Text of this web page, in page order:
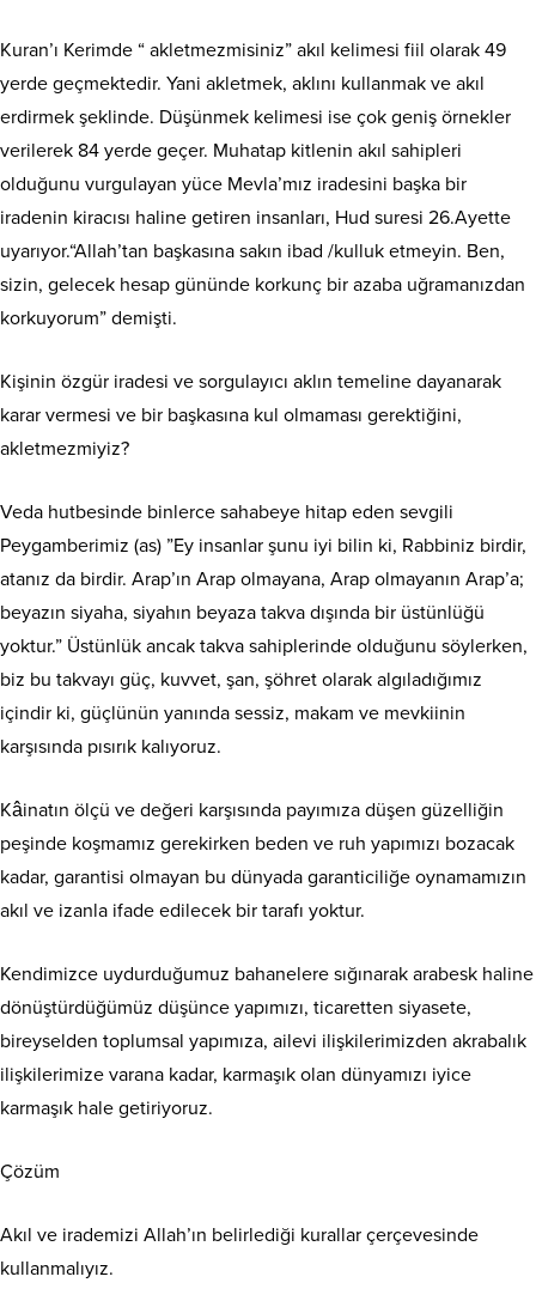
Kuran’ı Kerimde “ akletmezmisiniz” akıl kelimesi fiil olarak 49
yerde geçmektedir. Yani akletmek, aklını kullanmak ve akıl
erdirmek şeklinde. Düşünmek kelimesi ise çok geniş örnekler
verilerek 84 yerde geçer. Muhatap kitlenin akıl sahipleri
olduğunu vurgulayan yüce Mevla’mız iradesini başka bir
iradenin kiracısı haline getiren insanları, Hud suresi 26.Ayette
uyarıyor.“Allah’tan başkasına sakın ibad /kulluk etmeyin. Ben,
sizin, gelecek hesap gününde korkunç bir azaba uğramanızdan
korkuyorum” demişti.
Kişinin özgür iradesi ve sorgulayıcı aklın temeline dayanarak
karar vermesi ve bir başkasına kul olmaması gerektiğini,
akletmezmiyiz?
Veda hutbesinde binlerce sahabeye hitap eden sevgili
Peygamberimiz (as) ”Ey insanlar şunu iyi bilin ki, Rabbiniz birdir,
atanız da birdir. Arap’ın Arap olmayana, Arap olmayanın Arap’a;
beyazın siyaha, siyahın beyaza takva dışında bir üstünlüğü
yoktur.” Üstünlük ancak takva sahiplerinde olduğunu söylerken,
biz bu takvayı güç, kuvvet, şan, şöhret olarak algıladığımız
içindir ki, güçlünün yanında sessiz, makam ve mevkiinin
karşısında pısırık kalıyoruz.
Kâinatın ölçü ve değeri karşısında payımıza düşen güzelliğin
peşinde koşmamız gerekirken beden ve ruh yapımızı bozacak
kadar, garantisi olmayan bu dünyada garanticiliğe oynamamızın
akıl ve izanla ifade edilecek bir tarafı yoktur.
Kendimizce uydurduğumuz bahanelere sığınarak arabesk haline
dönüştürdüğümüz düşünce yapımızı, ticaretten siyasete,
bireyselden toplumsal yapımıza, ailevi ilişkilerimizden akrabalık
ilişkilerimize varana kadar, karmaşık olan dünyamızı iyice
karmaşık hale getiriyoruz.
Çözüm
Akıl ve irademizi Allah’ın belirlediği kurallar çerçevesinde
kullanmalıyız.